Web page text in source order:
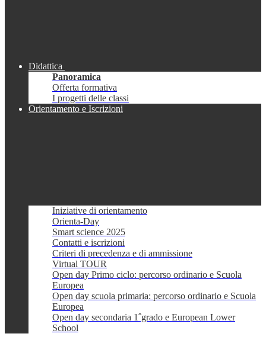
Didattica
Panoramica
Offerta formativa
I progetti delle classi
Orientamento e Iscrizioni
Iniziative di orientamento
Orienta-Day
Smart science 2025
Contatti e iscrizioni
Criteri di precedenza e di ammissione
Virtual TOUR
Open day Primo ciclo: percorso ordinario e Scuola
Europea
Open day scuola primaria: percorso ordinario e Scuola
Europea
Open day secondaria 1ˆgrado e European Lower
School